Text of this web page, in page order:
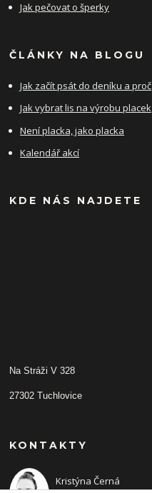
Jak pečovat o šperky
ČLÁNKY NA BLOGU
Jak začít psát do deníku a proč
Jak vybrat lis na výrobu placek
Není placka, jako placka
Kalendář akcí
KDE NÁS NAJDETE
Na Stráži V 328
27302 Tuchlovice
KONTAKTY
Kristýna Černá